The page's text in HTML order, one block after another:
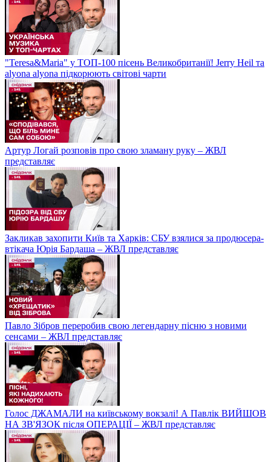
"Teresa&Maria" у ТОП-100 пісень Великобританії! Jerry Heil та
alyona alyona підкорюють світові чарти
Артур Логай розповів про свою зламану руку – ЖВЛ
представляє
Закликав захопити Київ та Харків: СБУ взялися за продюсера-
втікача Юрія Бардаша – ЖВЛ представляє
Павло Зібров переробив свою легендарну пісню з новими
сенсами – ЖВЛ представляє
Голос ДЖАМАЛИ на київському вокзалі! А Павлік ВИЙШОВ
НА ЗВ'ЯЗОК після ОПЕРАЦІЇ – ЖВЛ представляє